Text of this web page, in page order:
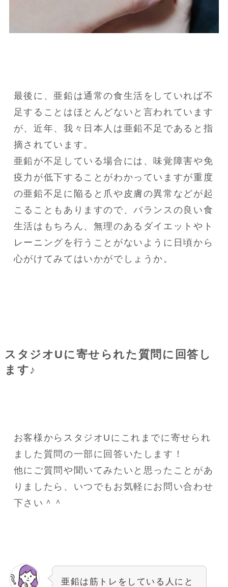
最後に、亜鉛は通常の食生活をしていれば不
足することはほとんどないと言われています
が、近年、我々日本人は亜鉛不足であると指
摘されています。
亜鉛が不足している場合には、味覚障害や免
疫力が低下することがわかっていますが重度
の亜鉛不足に陥ると爪や皮膚の異常などが起
こることもありますので、バランスの良い食
生活はもちろん、無理のあるダイエットやト
レーニングを行うことがないように日頃から
心がけてみてはいかがでしょうか。
スタジオUに寄せられた質問に回答し
ます♪
お客様からスタジオUにこれまでに寄せられ
ました質問の一部に回答いたします！
他にご質問や聞いてみたいと思ったことがあ
りましたら、いつでもお気軽にお問い合わせ
下さい＾＾
亜鉛は筋トレをしている人にと